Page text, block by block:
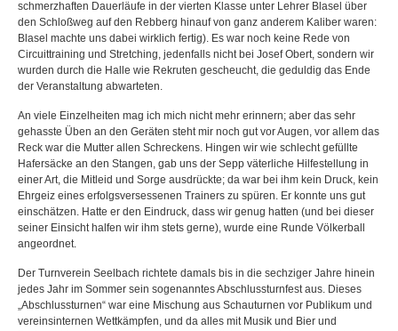
schmerzhaften Dauerläufe in der vierten Klasse unter Lehrer Blasel über
den Schloßweg auf den Rebberg hinauf von ganz anderem Kaliber waren:
Blasel machte uns dabei wirklich fertig). Es war noch keine Rede von
Circuittraining und Stretching, jedenfalls nicht bei Josef Obert, sondern wir
wurden durch die Halle wie Rekruten gescheucht, die geduldig das Ende
der Veranstaltung abwarteten.
An viele Einzelheiten mag ich mich nicht mehr erinnern; aber das sehr
gehasste Üben an den Geräten steht mir noch gut vor Augen, vor allem das
Reck war die Mutter allen Schreckens. Hingen wir wie schlecht gefüllte
Hafersäcke an den Stangen, gab uns der Sepp väterliche Hilfestellung in
einer Art, die Mitleid und Sorge ausdrückte; da war bei ihm kein Druck, kein
Ehrgeiz eines erfolgsversessenen Trainers zu spüren. Er konnte uns gut
einschätzen. Hatte er den Eindruck, dass wir genug hatten (und bei dieser
seiner Einsicht halfen wir ihm stets gerne), wurde eine Runde Völkerball
angeordnet.
Der Turnverein Seelbach richtete damals bis in die sechziger Jahre hinein
jedes Jahr im Sommer sein sogenanntes Abschlussturnfest aus. Dieses
„Abschlussturnen“ war eine Mischung aus Schauturnen vor Publikum und
vereinsinternen Wettkämpfen, und da alles mit Musik und Bier und